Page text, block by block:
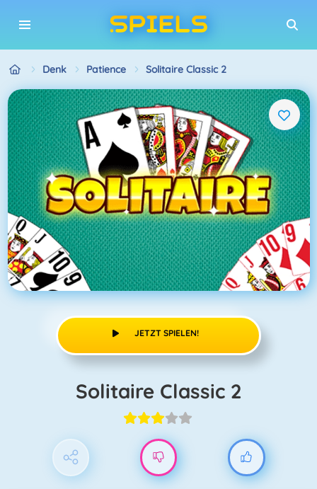
Denk Patience Solitaire Classic 2
JETZT SPIELEN!
Solitaire Classic 2